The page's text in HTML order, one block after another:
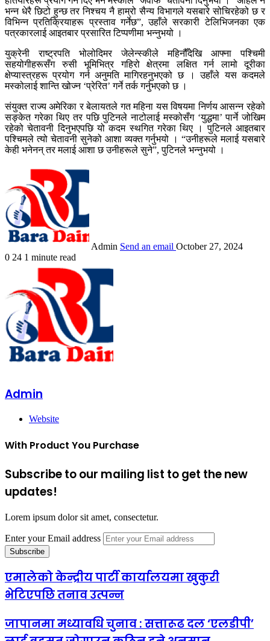
भन्न धेरै छिटो हुन्छ तर निश्चय नै हाम्रो सैन्य विभागले यसबारे सोचिरहेको छ र
विभिन्न प्रतिक्रियाहरू प्रस्ताव गर्नेछ”, उहाँले सरकारी टेलिभिजनका एक
पत्रकारलाई आइतबार प्रसारित टिप्पणीमा भन्नुभयो ।
युक्रेनी राष्ट्रपति भोलोदिमर जेलेन्स्कीले महिनौँदेखि आफ्ना पश्चिमी
सहयोगीहरूसँग रुसी भूमिभित्र गहिरो क्षेत्रमा लक्षित गर्न लामो दूरीका
क्षेप्यास्त्रहरू प्रयोग गर्न अनुमति मागिरहनुभएको छ । उहाँले यस कदमले
मस्कोलाई शान्ति खोज्न ‘प्रेरित’ गर्ने तर्क गर्नुभएको छ ।
संयुक्त राज्य अमेरिका र बेलायतले गत महिना यस विषयमा निर्णय आसन्न रहेको
सङ्केत गरेका थिए तर पछि पुटिनले नाटोलाई मस्कोसँग ‘युद्धमा’ पार्ने जोखिम
रहेको चेतावनी दिनुभएपछि यो कदम स्थगित गरेका थिए । पुटिनले आइतबार
पश्चिमले त्यो चेतावनी सुनेको आशा व्यक्त गर्नुभयो । “उनीहरूले मलाई यसबारे
केही भनेनन् तर मलाई आशा छ उनीहरूले सुने”, पुटिनले भन्नुभयो ।
Admin Send an email October 27, 2024
0 24 1 minute read
Admin
Website
With Product You Purchase
Subscribe to our mailing list to get the new
updates!
Lorem ipsum dolor sit amet, consectetur.
Enter your Email address
एमालेको केन्द्रीय पार्टी कार्यालयमा खुकुरी
भेटिएपछि तनाव उत्पन्न
जापानमा मध्यावधि चुनाव : सत्तारूढ दल ‘एलडीपी’